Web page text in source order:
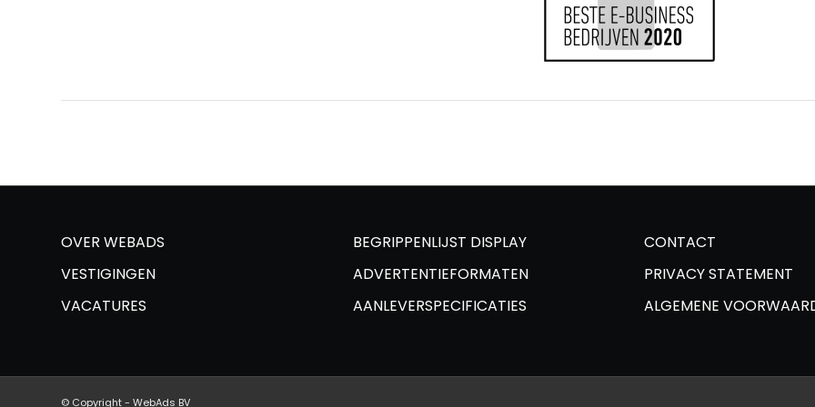
OVER WEBADS
VESTIGINGEN
VACATURES
BEGRIPPENLIJST DISPLAY
ADVERTENTIEFORMATEN
AANLEVERSPECIFICATIES
CONTACT
PRIVACY STATEMENT
ALGEMENE
© Copyright - WebAds BV